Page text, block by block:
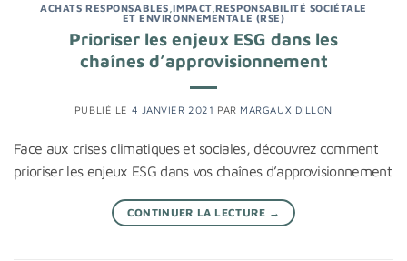
ACHATS RESPONSABLES ,IMPACT,RESPONSABILITÉ SOCIÉTALE
ET ENVIRONNEMENTALE (RSE)
Prioriser les enjeux ESG dans les
chaînes d’approvisionnement
PUBLIÉ LE 4 JANVIER 2021 PAR MARGAUX DILLON
Face aux crises climatiques et sociales, découvrez comment
prioriser les enjeux ESG dans vos chaînes d’approvisionnement
CONTINUER LA LECTURE →